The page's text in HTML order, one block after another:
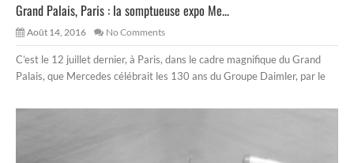
Grand Palais, Paris : la somptueuse expo Me...
Août 14, 2016 No Comments
C’est le 12 juillet dernier, à Paris, dans le cadre magnifique du Grand
Palais, que Mercedes célébrait les 130 ans du Groupe Daimler, par le